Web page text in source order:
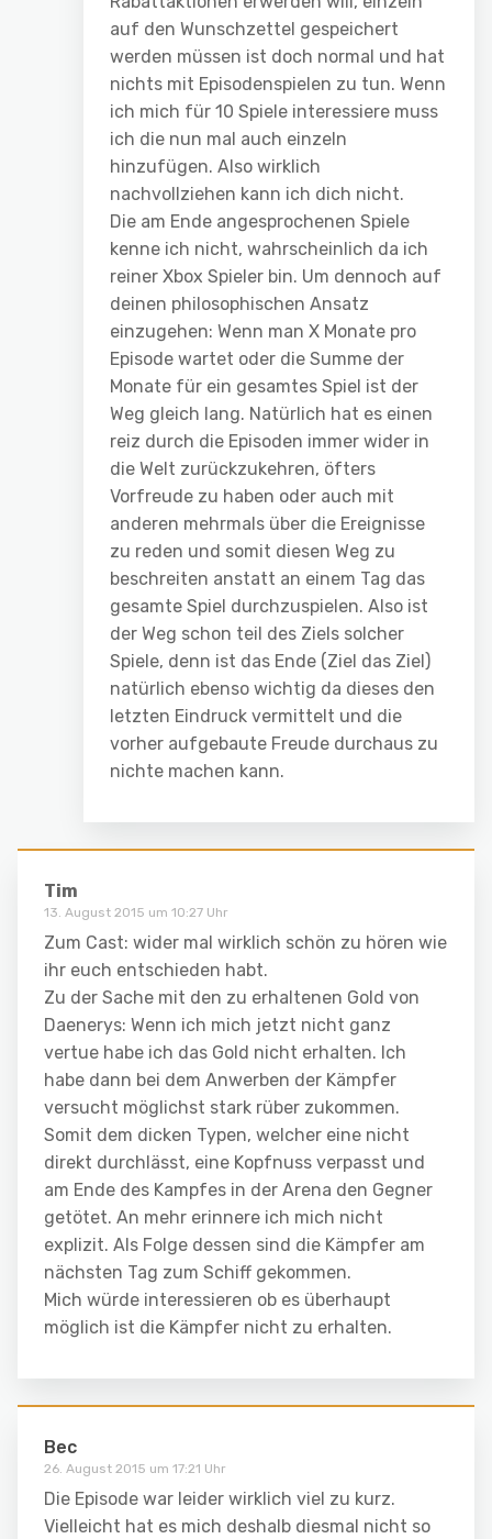
auf den Wunschzettel gespeichert
werden müssen ist doch normal und hat
nichts mit Episodenspielen zu tun. Wenn
ich mich für 10 Spiele interessiere muss
ich die nun mal auch einzeln
hinzufügen. Also wirklich
nachvollziehen kann ich dich nicht.
Die am Ende angesprochenen Spiele
kenne ich nicht, wahrscheinlich da ich
reiner Xbox Spieler bin. Um dennoch auf
deinen philosophischen Ansatz
einzugehen: Wenn man X Monate pro
Episode wartet oder die Summe der
Monate für ein gesamtes Spiel ist der
Weg gleich lang. Natürlich hat es einen
reiz durch die Episoden immer wider in
die Welt zurückzukehren, öfters
Vorfreude zu haben oder auch mit
anderen mehrmals über die Ereignisse
zu reden und somit diesen Weg zu
beschreiten anstatt an einem Tag das
gesamte Spiel durchzuspielen. Also ist
der Weg schon teil des Ziels solcher
Spiele, denn ist das Ende (Ziel das Ziel)
natürlich ebenso wichtig da dieses den
letzten Eindruck vermittelt und die
vorher aufgebaute Freude durchaus zu
nichte machen kann.
Tim
13. August 2015 um 10:27 Uhr
Zum Cast: wider mal wirklich schön zu hören wie
ihr euch entschieden habt.
Zu der Sache mit den zu erhaltenen Gold von
Daenerys: Wenn ich mich jetzt nicht ganz
vertue habe ich das Gold nicht erhalten. Ich
habe dann bei dem Anwerben der Kämpfer
versucht möglichst stark rüber zukommen.
Somit dem dicken Typen, welcher eine nicht
direkt durchlässt, eine Kopfnuss verpasst und
am Ende des Kampfes in der Arena den Gegner
getötet. An mehr erinnere ich mich nicht
explizit. Als Folge dessen sind die Kämpfer am
nächsten Tag zum Schiff gekommen.
Mich würde interessieren ob es überhaupt
möglich ist die Kämpfer nicht zu erhalten.
Bec
26. August 2015 um 17:21 Uhr
Die Episode war leider wirklich viel zu kurz.
Vielleicht hat es mich deshalb diesmal nicht so